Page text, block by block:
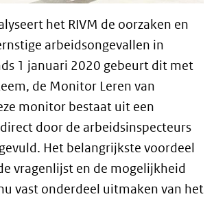
het RIVM de oorzaken en
arbeidsongevallen in
1 januari 2020 gebeurt dit met
de Monitor Leren van
monitor bestaat uit een
door de arbeidsinspecteurs
Het belangrijkste voordeel
vragenlijst en de mogelijkheid
vast onderdeel uitmaken van het